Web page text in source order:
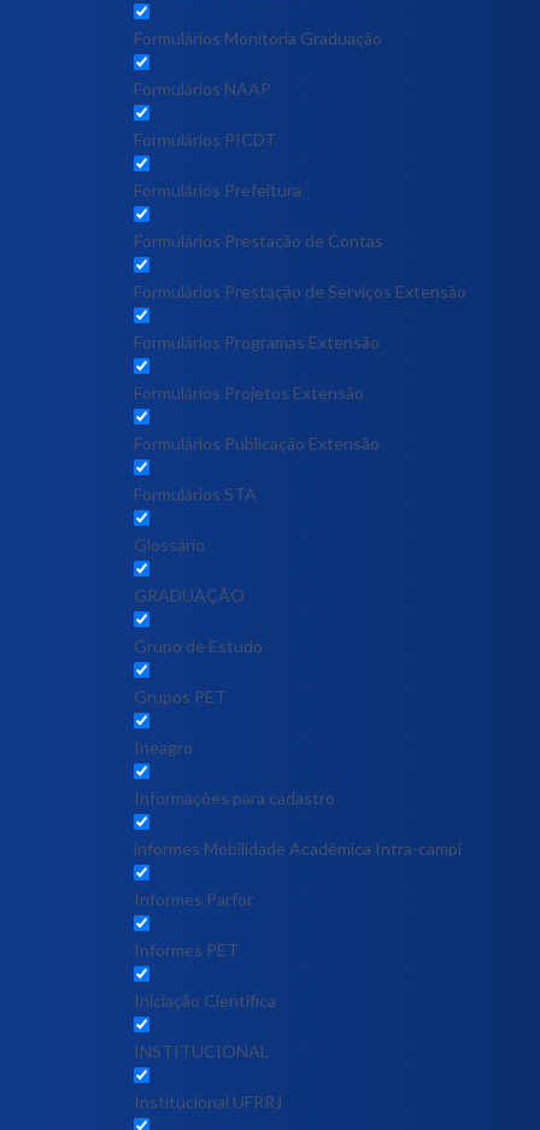
Formulários Monitoria Graduação
Formulários NAAP
Formulários PICDT
Formulários Prefeitura
Formulários Prestação de Contas
Formulários Prestação de Serviços Extensão
Formulários Programas Extensão
Formulários Projetos Extensão
Formulários Publicação Extensão
Formulários STA
Glossário
GRADUAÇÃO
Grupo de Estudo
Grupos PET
Ineagro
Informações para cadastro
informes Mobilidade Acadêmica Intra-campi
Informes Parfor
Informes PET
Iniciação Científica
INSTITUCIONAL
Institucional UFRRJ